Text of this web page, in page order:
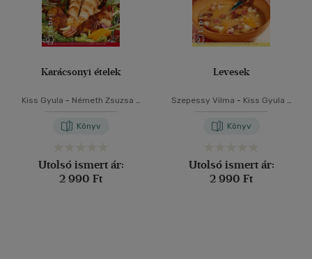
Karácsonyi ételek
Kiss Gyula - Németh Zsuzsa -
Könyv
Utolsó ismert ár:
2 990 Ft
Levesek
Szepessy Vilma - Kiss Gyula -
Könyv
Utolsó ismert ár:
2 990 Ft